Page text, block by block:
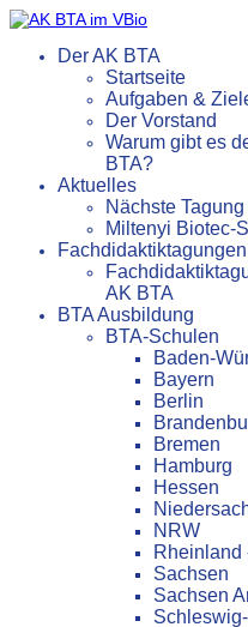
Der AK BTA
Startseite
Aufgaben &
Der Vorstand
Warum gibt es
BTA?
Aktuelles
Nächste Tagung
Miltenyi Biotec-
Fachdidaktiktagungen
AK BTA
BTA Ausbildung
BTA-Schulen
Baden-
Bayern
Berlin
Bremen
Hamburg
Hessen
NRW
Rheinland
Sachsen
Sachsen